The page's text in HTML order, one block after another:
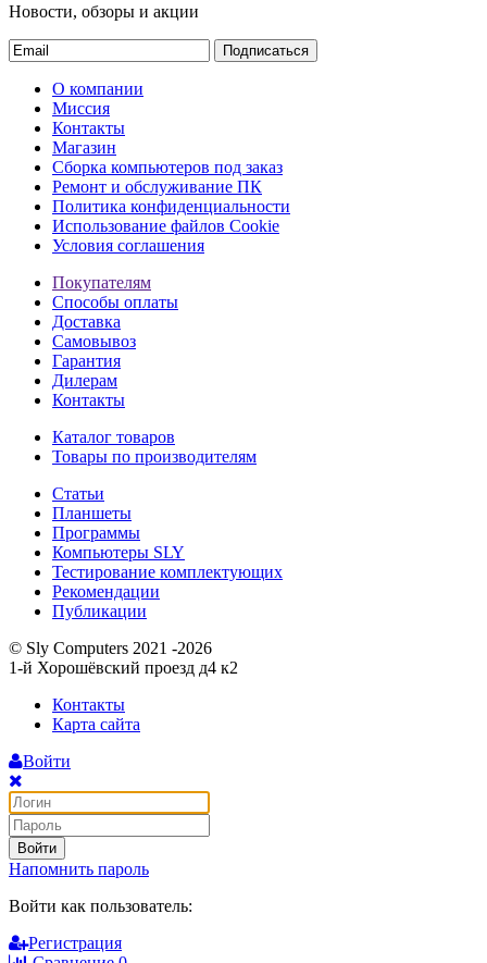
Новости, обзоры и акции
Подписаться
О компании
Миссия
Контакты
Магазин
Сборка компьютеров под заказ
Ремонт и обслуживание ПК
Политика конфиденциальности
Использование файлов Cookie
Условия соглашения
Покупателям
Способы оплаты
Доставка
Самовывоз
Гарантия
Дилерам
Контакты
Каталог товаров
Товары по производителям
Статьи
Планшеты
Программы
Компьютеры SLY
Тестирование комплектующих
Рекомендации
Публикации
© Sly Computers 2021 -2026
1-й Хорошёвский проезд д4 к2
Контакты
Карта сайта
Войти
Войти
Напомнить пароль
Войти как пользователь:
Регистрация